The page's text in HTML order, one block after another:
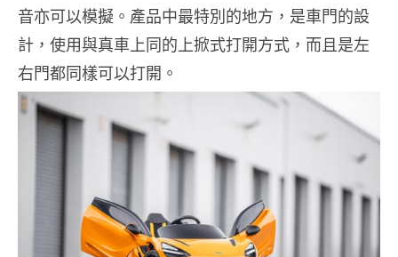
音亦可以模擬。產品中最特別的地方，是車門的設
計，使用與真車上同的上掀式打開方式，而且是左
右門都同樣可以打開。